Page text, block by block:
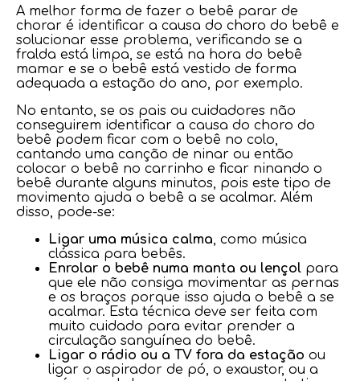
A melhor forma de fazer o bebê parar de
chorar é identificar a causa do choro do bebê e
solucionar esse problema, verificando se a
fralda está limpa, se está na hora do bebê
mamar e se o bebê está vestido de forma
adequada a estação do ano, por exemplo.
No entanto, se os pais ou cuidadores não
conseguirem identificar a causa do choro do
bebê podem ficar com o bebê no colo,
cantando uma canção de ninar ou então
colocar o bebê no carrinho e ficar ninando o
bebê durante alguns minutos, pois este tipo de
movimento ajuda o bebê a se acalmar. Além
disso, pode-se:
Ligar uma música calma, como música
clássica para bebês.
Enrolar o bebê numa manta ou lençol para
que ele não consiga movimentar as pernas
e os braços porque isso ajuda o bebê a se
acalmar. Esta técnica deve ser feita com
muito cuidado para evitar prender a
circulação sanguínea do bebê.
Ligar o rádio ou a TV fora da estação ou
ligar o aspirador de pó, o exaustor, ou a